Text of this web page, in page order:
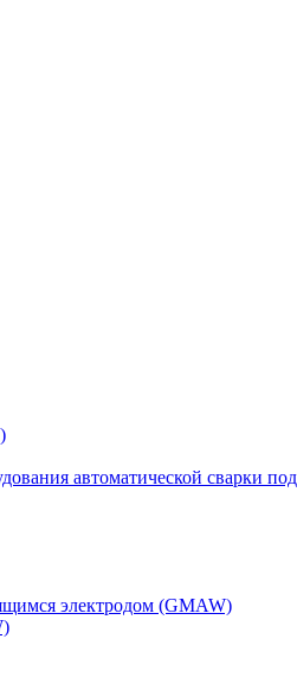
автоматической сварки
электродом (GMAW)